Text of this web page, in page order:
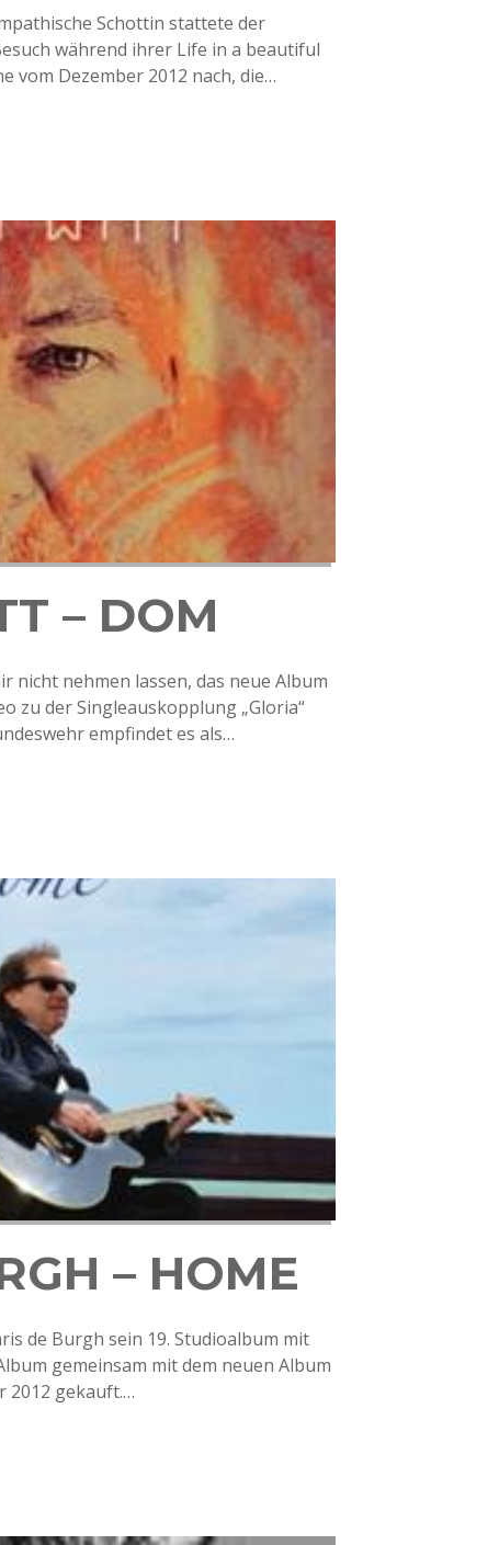
Schottin stattete der
während ihrer Life in a beautiful
vom Dezember 2012 nach, die…
– DOM
nicht nehmen lassen, das neue Album
zu der Singleauskopplung „Gloria“
empfindet es als…
– HOME
de Burgh sein 19. Studioalbum mit
gemeinsam mit dem neuen Album
2012 gekauft.…